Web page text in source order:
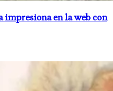
en la web con